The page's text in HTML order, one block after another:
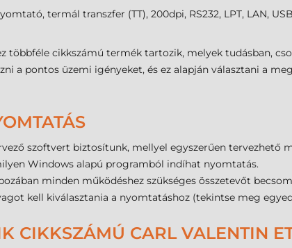
termál transzfer (TT), 200dpi, RS232, LPT, LAN,
cikkszámú termék tartozik, melyek tudásban,
a pontos üzemi igényeket, és ez alapján választani a
szoftvert biztosítunk, mellyel egyszerűen
Windows alapú programból indíhat nyomtatás.
minden működéshez szükséges összetevőt
kell kiválasztania a nyomtatáshoz (tekintse meg
CIKKSZÁMÚ CARL VALENTIN